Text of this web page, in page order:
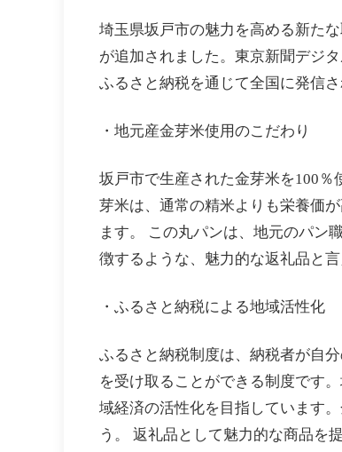
埼玉県坂戸市の魅力を高める新た
が追加されました。東京新聞デジ
ふるさと納税を通じて全国に発信
・地元産金芽米使用のこだわり
坂戸市で生産された金芽米を100
芽米は、通常の精米よりも栄養価
ます。 この丸パンは、地元のパン
徴するような、魅力的な返礼品と言
・ふるさと納税による地域活性化
ふるさと納税制度は、納税者が自
を受け取ることができる制度です
域経済の活性化を目指しています
う。 返礼品として魅力的な商品を